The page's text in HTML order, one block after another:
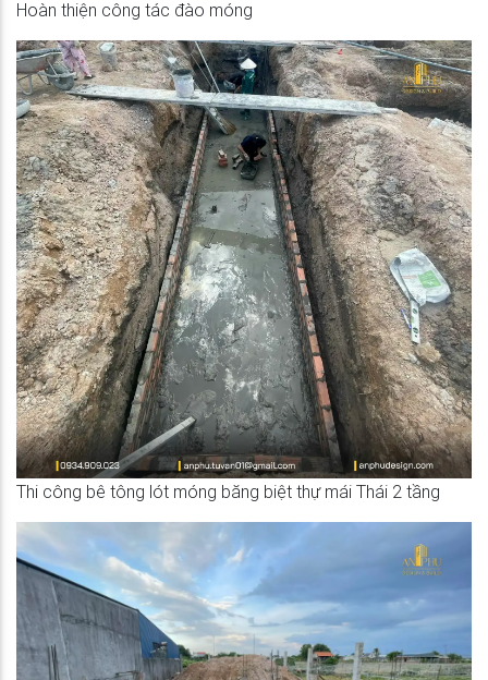
Hoàn thiện công tác đào móng
Thi công bê tông lót móng băng biệt thự mái Thái 2 tầng